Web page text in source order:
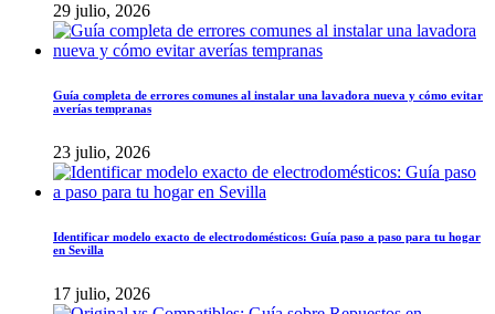
29 julio, 2026
Guía completa de errores comunes al instalar una lavadora nueva y cómo evitar
averías tempranas
23 julio, 2026
Identificar modelo exacto de electrodomésticos: Guía paso a paso para tu hogar
en Sevilla
17 julio, 2026